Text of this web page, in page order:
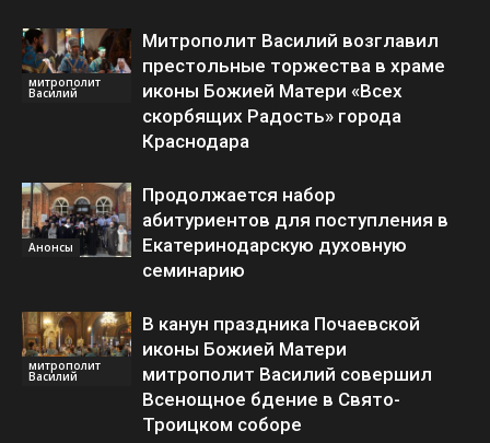
митрополит
Василий
Митрополит Василий возглавил
престольные торжества в храме
иконы Божией Матери «Всех
скорбящих Радость» города
Краснодара
Анонсы
Продолжается набор
абитуриентов для поступления в
Екатеринодарскую духовную
семинарию
митрополит
Василий
В канун праздника Почаевской
иконы Божией Матери
митрополит Василий совершил
Всенощное бдение в Свято-
Троицком соборе